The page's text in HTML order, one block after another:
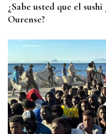
¿Sabe usted que el
Ourense?